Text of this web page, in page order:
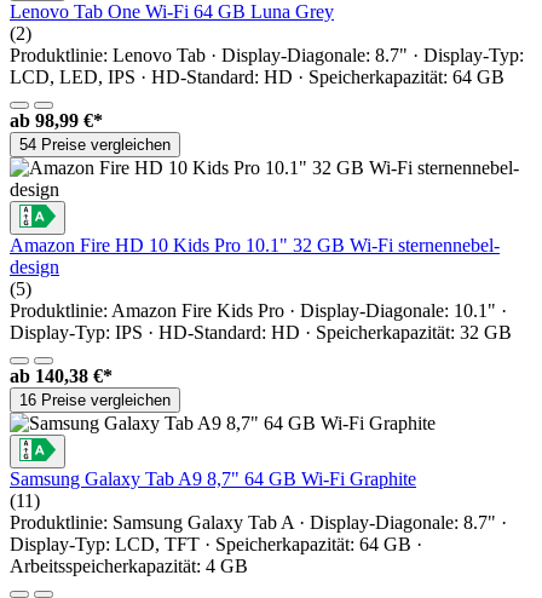
Lenovo Tab One Wi-Fi 64 GB Luna Grey
(2)
Produktlinie: Lenovo Tab · Display-Diagonale: 8.7" · Display-Typ:
LCD, LED, IPS · HD-Standard: HD · Speicherkapazität: 64 GB
ab 98,99 €*
54 Preise vergleichen
Amazon Fire HD 10 Kids Pro 10.1" 32 GB Wi-Fi sternennebel-
design
(5)
Produktlinie: Amazon Fire Kids Pro · Display-Diagonale: 10.1" ·
Display-Typ: IPS · HD-Standard: HD · Speicherkapazität: 32 GB
ab 140,38 €*
16 Preise vergleichen
Samsung Galaxy Tab A9 8,7" 64 GB Wi-Fi Graphite
(11)
Produktlinie: Samsung Galaxy Tab A · Display-Diagonale: 8.7" ·
Display-Typ: LCD, TFT · Speicherkapazität: 64 GB ·
Arbeitsspeicherkapazität: 4 GB